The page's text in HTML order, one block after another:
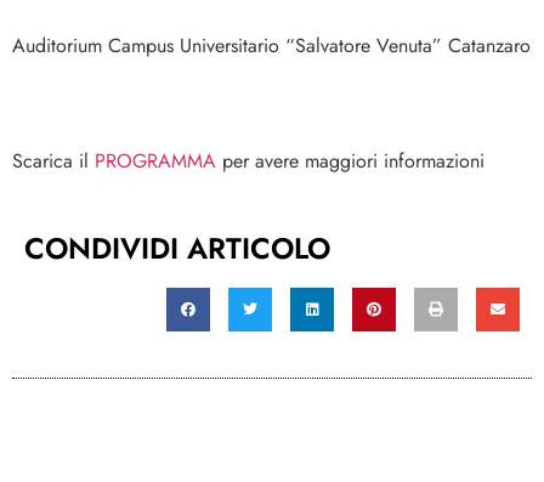
Auditorium Campus Universitario “Salvatore Venuta” Catanzaro
Scarica il PROGRAMMA per avere maggiori informazioni
CONDIVIDI ARTICOLO